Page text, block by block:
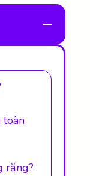
toàn
răng?